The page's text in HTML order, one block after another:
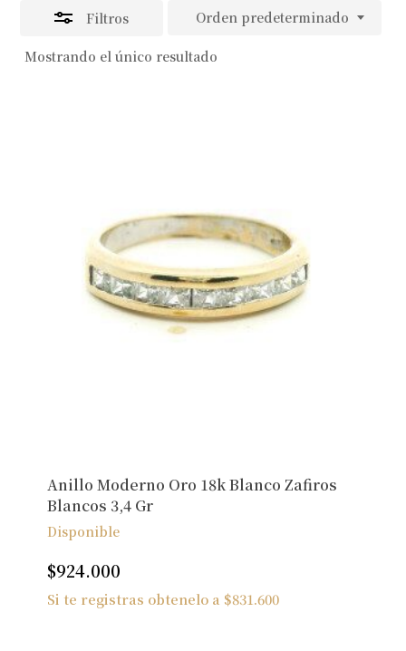
Filtros
Mostrando el único resultado
Orden predeterminado
Anillo Moderno Oro 18k Blanco Zafiros
Blancos 3,4 Gr
Disponible
$924.000
Si te registras obtenelo a $831.600